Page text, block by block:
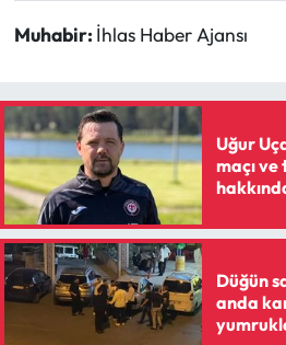
Muhabir: İhlas Haber Ajansı
Uğur
maçı
Düğün
anda